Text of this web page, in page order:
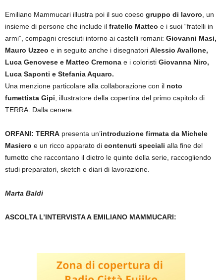
Emiliano Mammucari illustra poi il suo coeso gruppo di lavoro, un
insieme di persone che include il fratello Matteo e i suoi “fratelli in
armi”, compagni cresciuti intorno ai castelli romani: Giovanni Masi,
Mauro Uzzeo e in seguito anche i disegnatori Alessio Avallone,
Luca Genovese e Matteo Cremona e i coloristi Giovanna Niro,
Luca Saponti e Stefania Aquaro.
Una menzione particolare alla collaborazione con il noto
fumettista Gipi, illustratore della copertina del primo capitolo di
TERRA: Dalla cenere.
ORFANI: TERRA presenta un’introduzione firmata da Michele
Masiero e un ricco apparato di contenuti speciali alla fine del
fumetto che raccontano il dietro le quinte della serie, raccogliendo
studi preparatori, sketch e diari di lavorazione.
Marta Baldi
ASCOLTA L’INTERVISTA A EMILIANO MAMMUCARI: